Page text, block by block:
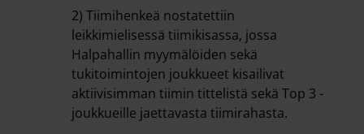
2) Tiimihenkeä nostatettiin
leikkimielisessä tiimikisassa, jossa
Halpahallin myymälöiden sekä
tukitoimintojen joukkueet kisailivat
aktiivisimman tiimin tittelistä sekä Top 3 -
joukkueille jaettavasta tiimirahasta.